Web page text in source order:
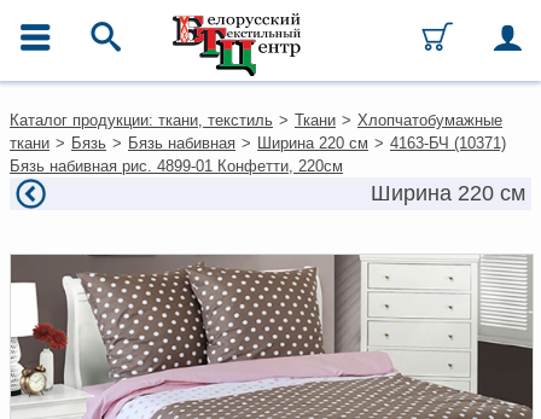
Каталог
Ткани
Домашний текстиль
Одежда
Текстиль для ресторанов и
гостиниц
Текстильная галантерея и
фурнитура
Условия работы
Оплата и доставка
Каталог продукции: ткани, текстиль > Ткани > Хлопчатобумажные
ткани > Бязь > Бязь набивная > Ширина 220 см > 4163-БЧ (10371)
Бязь набивная рис. 4899-01 Конфетти, 220см
Ширина 220 см